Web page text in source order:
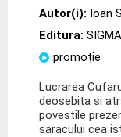
Autor(i): Ioan
Editura: SIGMA
promoție
Lucrarea
deosebita si
povestile
saracului cea